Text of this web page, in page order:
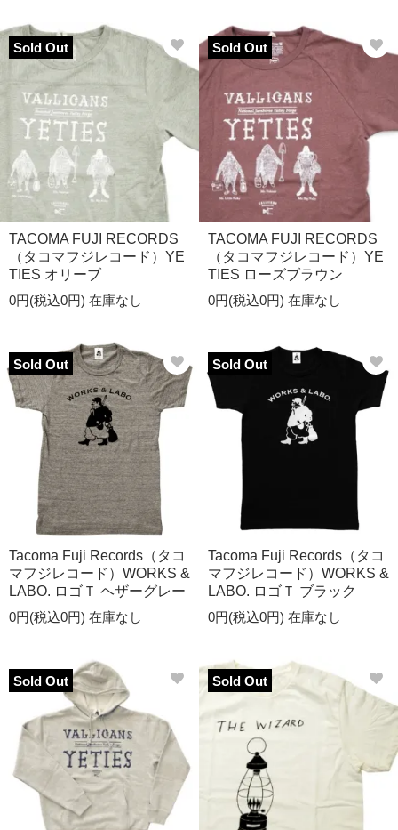
Sold Out
TACOMA FUJI RECORDS
（タコマフジレコード）YE
TIES オリーブ
0円(税込0円) 在庫なし
Sold Out
TACOMA FUJI RECORDS
（タコマフジレコード）YE
TIES ローズブラウン
0円(税込0円) 在庫なし
Sold Out
Tacoma Fuji Records（タコ
マフジレコード）WORKS &
LABO. ロゴＴ ヘザーグレー
0円(税込0円) 在庫なし
Sold Out
Tacoma Fuji Records（タコ
マフジレコード）WORKS &
LABO. ロゴＴ ブラック
0円(税込0円) 在庫なし
Sold Out Sold Out